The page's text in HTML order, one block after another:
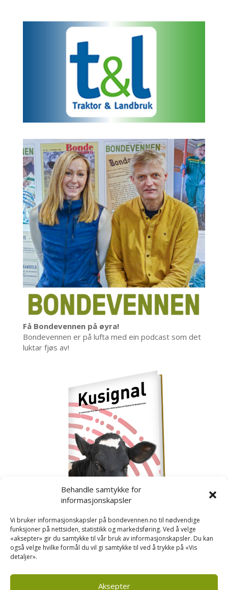
Behandle samtykke for
informasjonskapsler
Vi bruker informasjonskapsler på bondevennen.no til nødvendige
funksjoner på nettsiden, statistikk og markedsføring. Ved å velge
«aksepter» gir du samtykke til vår bruk av informasjonskapsler. Du kan
også velge hvilke formål du vil gi samtykke til ved å trykke på «Vis
detaljer».
Aksepter
Få Bondevennen på øyra!
Bondevennen er på lufta med ein podcast som det
luktar fjøs av!
Kusignal